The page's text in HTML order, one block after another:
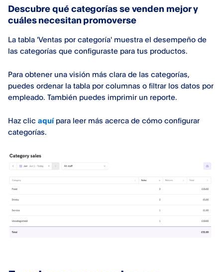
Descubre qué categorías se venden mejor y
cuáles necesitan promoverse
La tabla 'Ventas por categoría' muestra el desempeño de
las categorías que configuraste para tus productos.
Para obtener una visión más clara de las categorías,
puedes ordenar la tabla por columnas o filtrar los datos por
empleado. También puedes imprimir un reporte.
Haz clic aquípara leer más acerca de cómo configurar
categorías.